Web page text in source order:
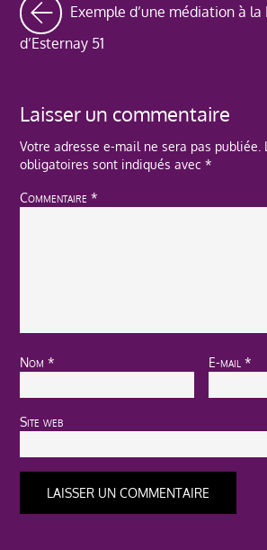
Exemple d’une médiation à
d’Esternay 51
Laisser un commentaire
Votre adresse e-mail ne sera pas publiée.
obligatoires sont indiqués avec*
Commentaire*
Nom* E-mail*
Site web